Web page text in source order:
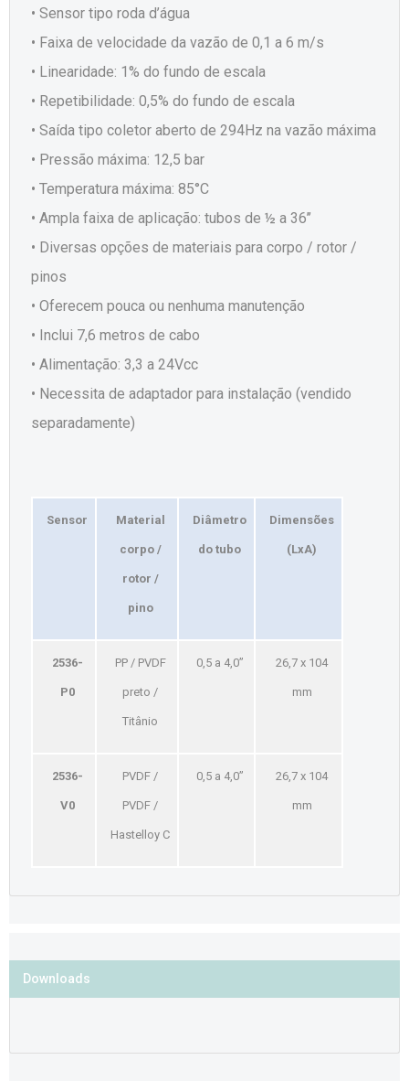
• Sensor tipo roda d’água
• Faixa de velocidade da vazão de 0,1 a 6 m/s
• Linearidade: 1% do fundo de escala
• Repetibilidade: 0,5% do fundo de escala
• Saída tipo coletor aberto de 294Hz na vazão máxima
• Pressão máxima: 12,5 bar
• Temperatura máxima: 85°C
• Ampla faixa de aplicação: tubos de ½ a 36’’
• Diversas opções de materiais para corpo / rotor /
pinos
• Oferecem pouca ou nenhuma manutenção
• Inclui 7,6 metros de cabo
• Alimentação: 3,3 a 24Vcc
• Necessita de adaptador para instalação (vendido
separadamente)
Sensor Material
corpo /
rotor /
pino
Diâmetro
do tubo
Dimensões
(LxA)
2536-
P0
PP / PVDF
preto /
Titânio
0,5 a 4,0’’ 26,7 x 104
mm
2536-
V0
PVDF /
PVDF /
Hastelloy C
0,5 a 4,0’’ 26,7 x 104
mm
Downloads